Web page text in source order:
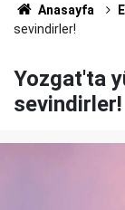
Anasayfa
sevindirler!
Yozgat'ta
sevindirler!